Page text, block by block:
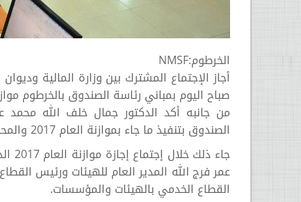
الخرطوم:NMSF
أجاز الإجتماع المشترك بين وزارة المالية
صباح اليوم بمباني رئاسة الصندوق بالخرطوم موازنة العام
من جانبه أكد الدكتور جمال خلف الله محمد
الصندوق بتنفيذ ما جاء بموازنة العام 2017 والمحافظة على استقرار وفرة الدواء بالبلاد.
عمر فرج الله المدير العام للهيئات ورئيس
القطاع الخدمي بالهيئات والمؤسسات.